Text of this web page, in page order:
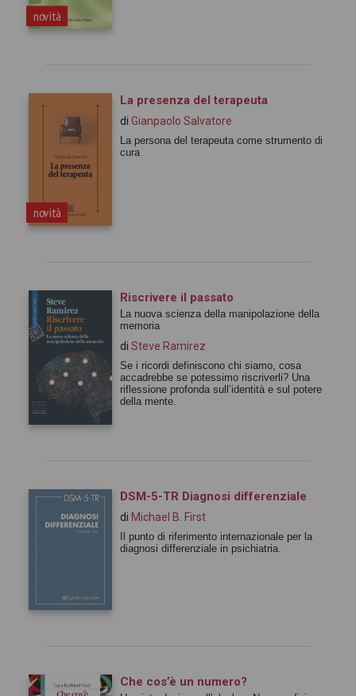
novità
novità
La presenza del terapeuta
di Gianpaolo Salvatore
La persona del terapeuta come strumento di
cura
Riscrivere il passato
La nuova scienza della manipolazione della
memoria
di Steve Ramirez
Se i ricordi definiscono chi siamo, cosa
accadrebbe se potessimo riscriverli? Una
riflessione profonda sull’identità e sul potere
della mente.
DSM-5-TR Diagnosi differenziale
di Michael B. First
Il punto di riferimento internazionale per la
diagnosi differenziale in psichiatria.
Che cos’è un numero?